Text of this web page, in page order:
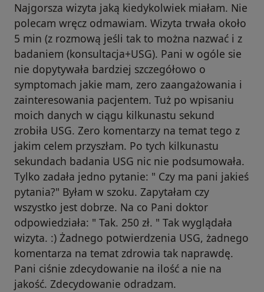
Najgorsza wizyta jaką kiedykolwiek miałam. Nie
polecam wręcz odmawiam. Wizyta trwała około
5 min (z rozmową jeśli tak to można nazwać i z
badaniem (konsultacja+USG). Pani w ogóle sie
nie dopytywała bardziej szczegółowo o
symptomach jakie mam, zero zaangażowania i
zainteresowania pacjentem. Tuż po wpisaniu
moich danych w ciągu kilkunastu sekund
zrobiła USG. Zero komentarzy na temat tego z
jakim celem przyszłam. Po tych kilkunastu
sekundach badania USG nic nie podsumowała.
Tylko zadała jedno pytanie: " Czy ma pani jakieś
pytania?" Byłam w szoku. Zapytałam czy
wszystko jest dobrze. Na co Pani doktor
odpowiedziała: " Tak. 250 zł. " Tak wyglądała
wizyta. :) Żadnego potwierdzenia USG, żadnego
komentarza na temat zdrowia tak naprawdę.
Pani ciśnie zdecydowanie na ilość a nie na
jakość. Zdecydowanie odradzam.